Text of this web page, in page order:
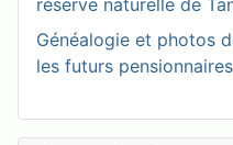
réserve naturelle de
Généalogie et photos
les futurs